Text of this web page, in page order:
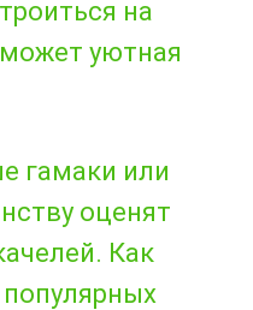
на
уютная
гамаки или
оценят
Как